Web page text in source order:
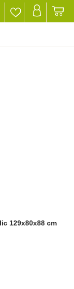
129x80x88 cm